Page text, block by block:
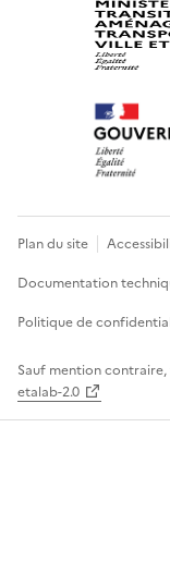
Plan du site
Documentation
Politique de
Sauf mention contraire,
etalab-2.0